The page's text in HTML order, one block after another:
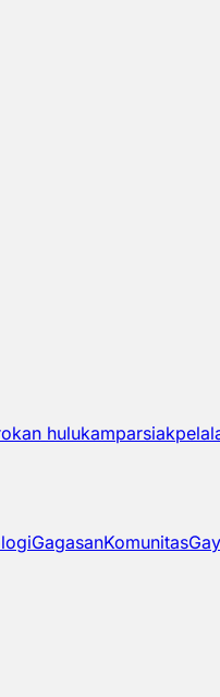
hulukamparsiak
GagasanKomunitas